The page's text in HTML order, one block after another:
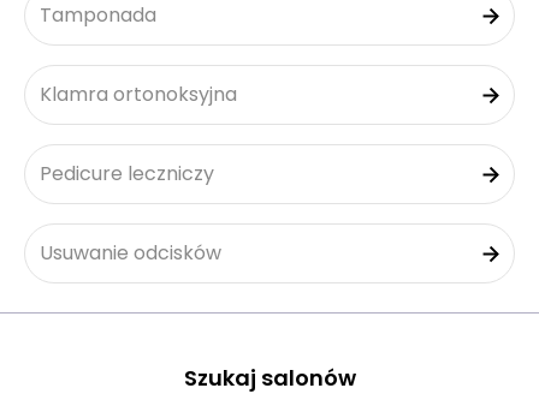
Tamponada
Klamra ortonoksyjna
Pedicure leczniczy
Usuwanie odcisków
Szukaj salonów